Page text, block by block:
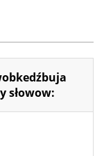
słowow: